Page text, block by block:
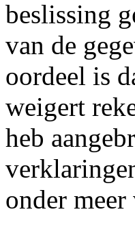
beslissing
van de
oordeel is
weigert
heb
onder